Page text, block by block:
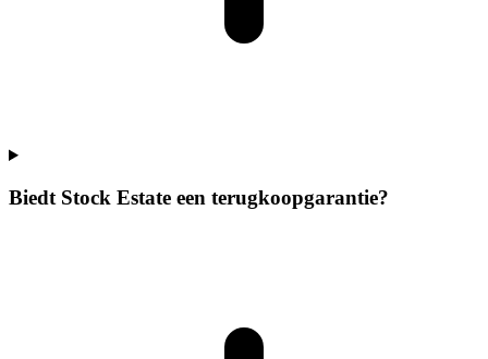
Biedt Stock Estate een terugkoopgarantie?